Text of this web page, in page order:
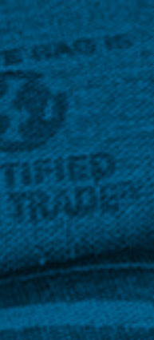
Pular
para
o
conteúdo